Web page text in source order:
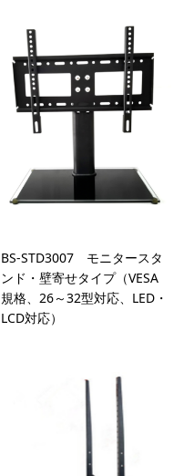
BS-STD3007 モニタースタ
ンド・壁寄せタイプ（VESA
規格、26～32型対応、LED・
LCD対応）